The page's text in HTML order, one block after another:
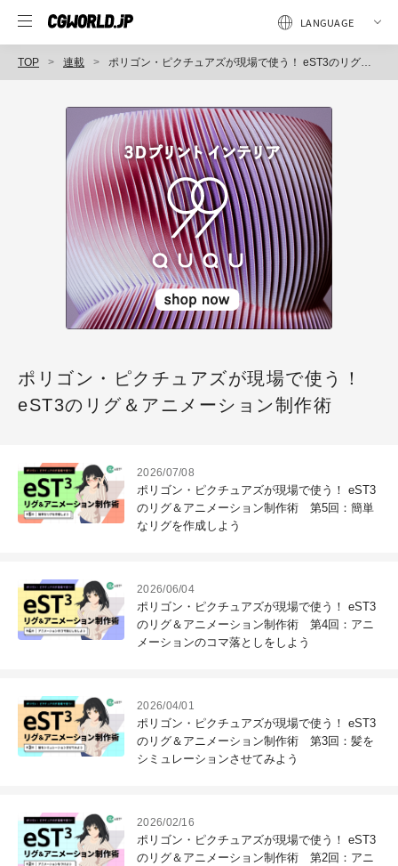
TOP 連載 ポリゴン・ピクチュアズが現場で使う！ eST3のリグ＆アニメーション制作術
ポリゴン・ピクチュアズが現場で使う！
eST3のリグ＆アニメーション制作術
2026/07/08
ポリゴン・ピクチュアズが現場で使う！ eST3
のリグ＆アニメーション制作術 第5回：簡単
なリグを作成しよう
2026/06/04
ポリゴン・ピクチュアズが現場で使う！ eST3
のリグ＆アニメーション制作術 第4回：アニ
メーションのコマ落としをしよう
2026/04/01
ポリゴン・ピクチュアズが現場で使う！ eST3
のリグ＆アニメーション制作術 第3回：髪を
シミュレーションさせてみよう
2026/02/16
ポリゴン・ピクチュアズが現場で使う！ eST3
のリグ＆アニメーション制作術 第2回：アニ